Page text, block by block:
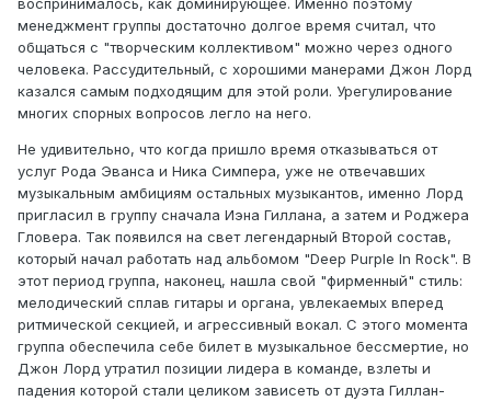
воспринималось, как доминирующее. Именно поэтому
менеджмент группы достаточно долгое время считал, что
общаться с "творческим коллективом" можно через одного
человека. Рассудительный, с хорошими манерами Джон Лорд
казался самым подходящим для этой роли. Урегулирование
многих спорных вопросов легло на него.
Не удивительно, что когда пришло время отказываться от
услуг Рода Эванса и Ника Симпера, уже не отвечавших
музыкальным амбициям остальных музыкантов, именно Лорд
пригласил в группу сначала Иэна Гиллана, а затем и Роджера
Гловера. Так появился на свет легендарный Второй состав,
который начал работать над альбомом "Deep Purple In Rock". В
этот период группа, наконец, нашла свой "фирменный" стиль:
мелодический сплав гитары и органа, увлекаемых вперед
ритмической секцией, и агрессивный вокал. С этого момента
группа обеспечила себе билет в музыкальное бессмертие, но
Джон Лорд утратил позиции лидера в команде, взлеты и
падения которой стали целиком зависеть от дуэта Гиллан-